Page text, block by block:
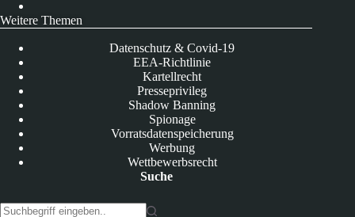
Weitere Themen
Datenschutz & Covid-19
EEA-Richtlinie
Kartellrecht
Presseprivileg
Shadow Banning
Spionage
Vorratsdatenspeicherung
Werbung
Wettbewerbsrecht
Suche